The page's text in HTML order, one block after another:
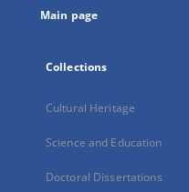
Main page
Collections
Cultural Heritage
Science and Education
Doctoral Dissertations